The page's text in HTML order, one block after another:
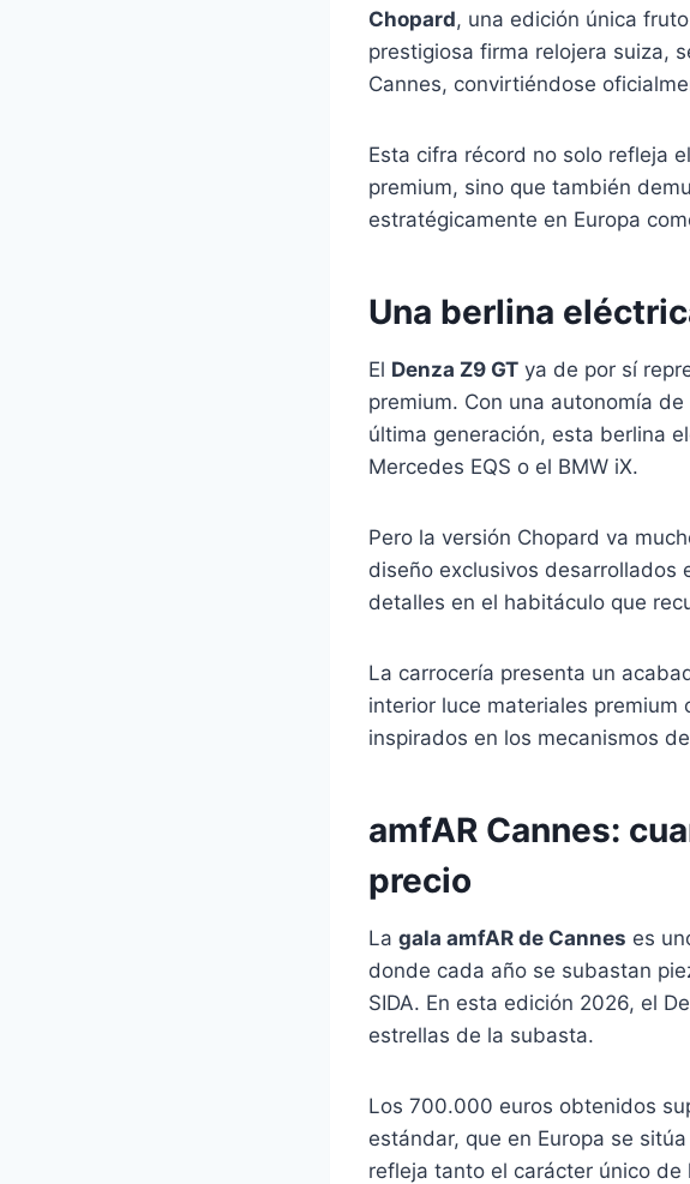
Chopard, una edición única
prestigiosa firma relojera suiza,
Cannes, convirtiéndose
Esta cifra récord no solo refleja
premium, sino que también
estratégicamente en Europa
Una berlina
El Denza Z9 GT ya de por sí
premium. Con una autonomía
última generación, esta berlina
Mercedes EQS o el BMW iX.
Pero la versión Chopard va
diseño exclusivos desarrollados
detalles en el habitáculo que
La carrocería presenta un
interior luce materiales
inspirados en los mecanismos
amfAR Cannes:
precio
La gala amfAR de Cannes es
donde cada año se subastan
SIDA. En esta edición 2026, el
estrellas de la subasta.
Los 700.000 euros obtenidos
estándar, que en Europa se
refleja tanto el carácter único